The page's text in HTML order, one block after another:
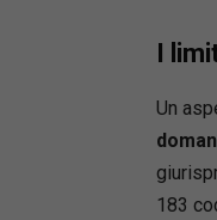
I
Un
183